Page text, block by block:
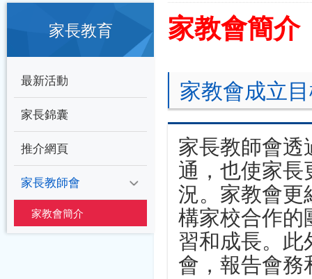
家教會簡介
家教會成立
家長教師會
通，也使家
況。家教會更
構家校合作的
習和成長。
會，報告會
家長教育
最新活動
家長錦囊
推介網頁
家長教師會
家教會簡介